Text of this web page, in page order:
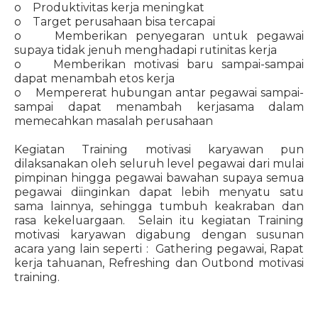
o Produktivitas kerja meningkat
o Target perusahaan bisa tercapai
o Memberikan penyegaran untuk pegawai
supaya tidak jenuh menghadapi rutinitas kerja
o Memberikan motivasi baru sampai-sampai
dapat menambah etos kerja
o Mempererat hubungan antar pegawai sampai-
sampai dapat menambah kerjasama dalam
memecahkan masalah perusahaan
Kegiatan Training motivasi karyawan pun
dilaksanakan oleh seluruh level pegawai dari mulai
pimpinan hingga pegawai bawahan supaya semua
pegawai diinginkan dapat lebih menyatu satu
sama lainnya, sehingga tumbuh keakraban dan
rasa kekeluargaan. Selain itu kegiatan Training
motivasi karyawan digabung dengan susunan
acara yang lain seperti : Gathering pegawai, Rapat
kerja tahuanan, Refreshing dan Outbond motivasi
training.